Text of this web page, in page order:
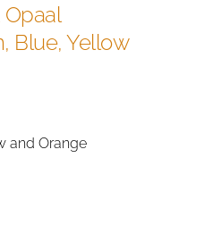
Blue, Yellow
and Orange